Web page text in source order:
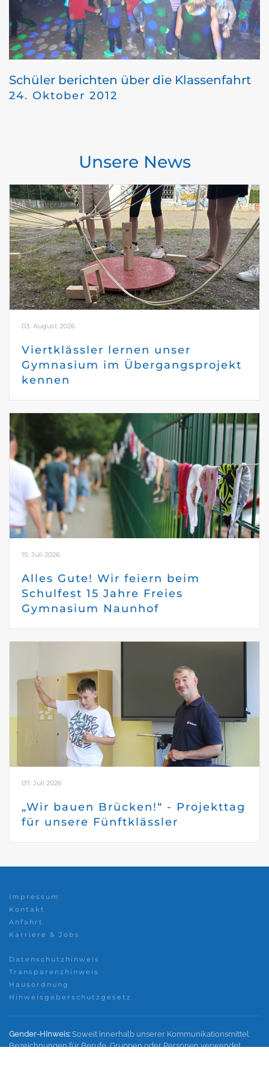
Schüler berichten über die Klassenfahrt
24. Oktober 2012
Unsere News
03. August 2026
Viertklässler lernen unser
Gymnasium im Übergangsprojekt
kennen
15. Juli 2026
Alles Gute! Wir feiern beim
Schulfest 15 Jahre Freies
Gymnasium Naunhof
07. Juli 2026
„Wir bauen Brücken!“ - Projekttag
für unsere Fünftklässler
Impressum
Kontakt
Anfahrt
Karriere & Jobs
Datenschutzhinweis
Transparenzhinweis
Hausordnung
Hinweisgeberschutzgesetz
Gender-Hinweis: Soweit innerhalb unserer Kommunikationsmittel
Bezeichnungen für Berufe, Gruppen oder Personen verwendet